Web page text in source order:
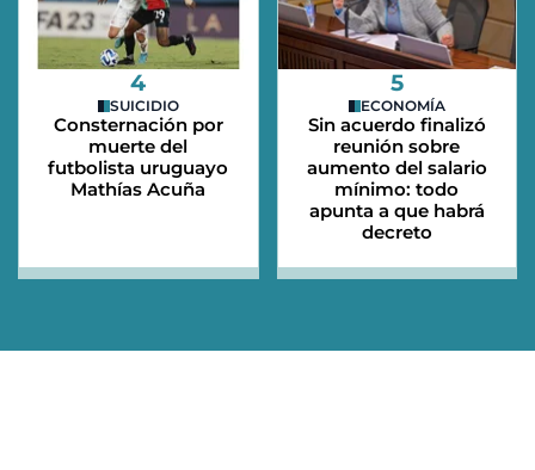
4
SUICIDIO
Consternación por
muerte del
futbolista uruguayo
Mathías Acuña
5
ECONOMÍA
Sin acuerdo finalizó
reunión sobre
aumento del salario
mínimo: todo
apunta a que habrá
decreto